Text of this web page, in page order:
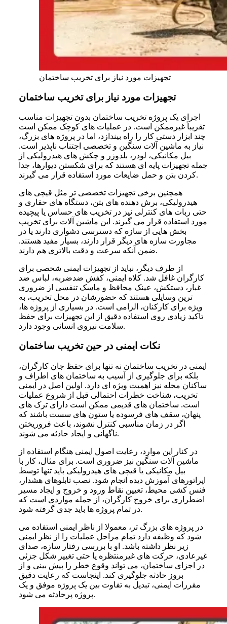
تجهیزات مورد نیاز برای تخریب ساختمان
تجهیزات مورد نیاز برای تخریب ساختمان
اجرای یک پروژه تخریب ساختمان بدون تجهیزات مناسب
تقریباً غیرممکن است. در عملیات های کوچک ممکن است
چند ابزار دستی کار را راه بیندازد، اما در پروژه های بزرگ،
نیاز به ماشین آلات سنگین و تخصصی اجتناب ناپذیر است.
بیل مکانیکی، لودر، بلدوزر و چکش های هیدرولیکی از
جمله تجهیزات پایه ای هستند که برای شکستن دیوارها، جدا
کردن بتن و حمل ضایعات مورد استفاده قرار می گیرند.
همچنین برخی تجهیزات تخصصی تر مثل قیچی های
هیدرولیکی، برش دهنده های بتن، دستگاه های حفاری و
حتی ربات های کنترلی نیز در تخریب های حساس یا پیچیده
مورد استفاده قرار می گیرند. این ماشین آلات برای تخریب
بخش هایی از سازه که دسترسی دشواری دارند یا در
مجاورت سازه های دیگر قرار دارند، بسیار مفید هستند.
ضمن آنکه سرعت و دقت بالاتری هم دارند.
از طرف دیگر، نباید از تجهیزات ایمنی شخصی برای
کارگران غافل شد. کلاه ایمنی، کفش ضدضربه، لباس ضد
غبار، دستکش، عینک محافظ و ماسک تنفسی از ضروری
ترین وسایلی هستند که حضورشان در محل تخریب، به
ویژه برای کارکنان، الزامی است. در بسیاری از پروژه ها،
تاکید زیادی روی استفاده دقیق از این تجهیزات برای حفظ
سلامت نیروی انسانی وجود دارد.
نکات ایمنی در حین تخریب ساختمان
ایمنی در تخریب ساختمان نه تنها برای حفظ جان کارگران،
بلکه برای جلوگیری از آسیب به ساختمان های اطراف و
ساکنان محله نیز اهمیت ویژه ای دارد. اولین اصل در ایمنی
تخریب، شناخت خطرات احتمالی قبل از شروع عملیات
است. ساختمان های قدیمی ممکن است دارای ترک های
پنهان، سقف های فرسوده یا ستون های سست باشند که
اگر در زمان مناسبی کنترل نشوند، باعث فروریختن
ناگهانی و ایجاد حادثه می شوند.
در کنار این موارد، رعایت اصول ایمنی هنگام استفاده از
ماشین آلات سنگین نیز ضروری است. برای مثال، کار با
بیل مکانیکی یا قیچی های هیدرولیکی باید تنها توسط
اپراتورهای آموزش دیده انجام شود. نصب تابلوهای هشدار،
فنس کشی محیط، تعیین نقاط ورود و خروج و ایجاد مسیر
اضطراری برای خروج کارگران، از جمله مواردی است که
در تمام پروژه ها باید جدی گرفته شود.
در پروژه های بزرگ تر، معمولا از ناظر ایمنی استفاده می
شود که وظیفه دارد تمام مراحل عملیات را از نظر ایمنی
زیر نظر داشته باشد. او با بررسی رفتار سازه، صدای
غیرعادی، حرکت های غیرمنتظره یا حتی تغییر شکل جزئی
در اجزای ساختمان، می تواند وقوع خطر را پیش بینی و از
بروز حادثه جلوگیری کند. اینجاست که رعایت دقیق
مقررات ایمنی، تبدیل به تفاوت بین یک پروژه موفق و یک
پروژه پرحادثه می شود.